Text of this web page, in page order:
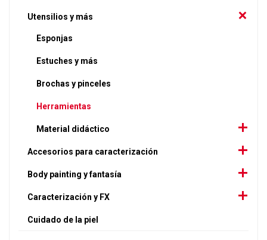
Utensilios y más
Esponjas
Estuches y más
Brochas y pinceles
Herramientas
Material didáctico
Accesorios para caracterización
Body painting y fantasía
Caracterización y FX
Cuidado de la piel